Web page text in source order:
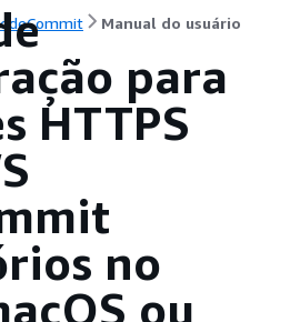
Manual do usuário
para
HTTPS
no
ou